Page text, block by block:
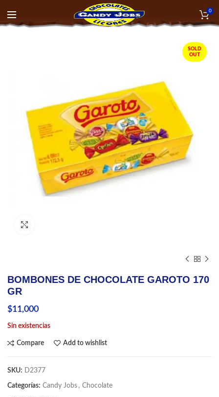
0
SOLD
OUT
BOMBONES DE CHOCOLATE GAROTO 170
GR
$11,000
Sin existencias
Compare Add to wishlist
SKU: D2377
Categorías: Candy Jobs , Chocolate